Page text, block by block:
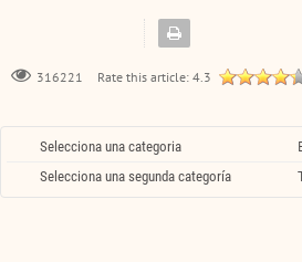
316221 Rate this article: 4.3
Selecciona una categoria
Selecciona una segunda categoría